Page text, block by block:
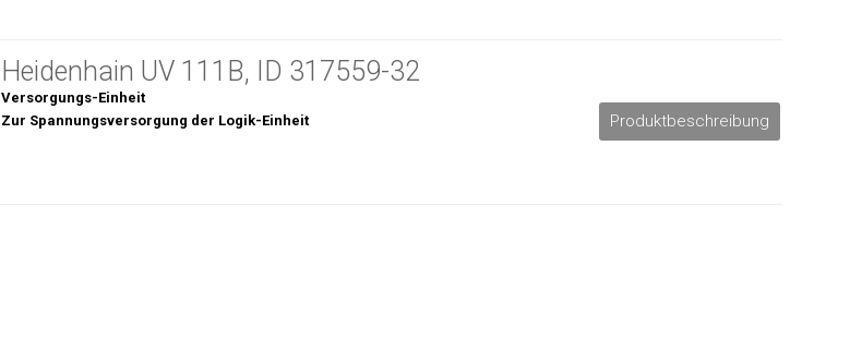
Heidenhain UV 111B, ID 317559-32
Versorgungs-Einheit
Zur Spannungsversorgung der Logik-Einheit
Produktbeschreibung